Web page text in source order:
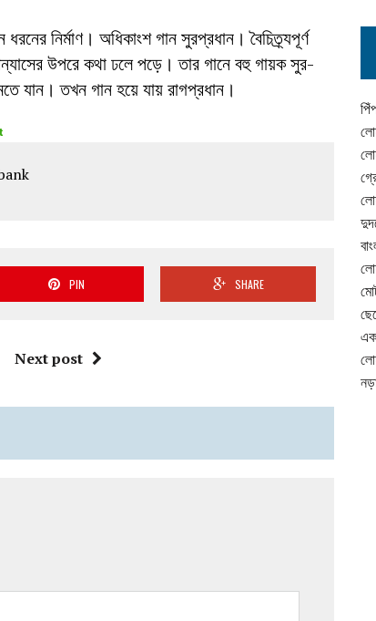
নির্মাণ। অধিকাংশ গান সুরপ্রধান। বৈচিত্র্যপূর্ণ
উপরে কথা ঢলে পড়ে। তার গানে বহু গায়ক সুর-
যান। তখন গান হয়ে যায় রাগপ্রধান।
PIN SHARE
Next post